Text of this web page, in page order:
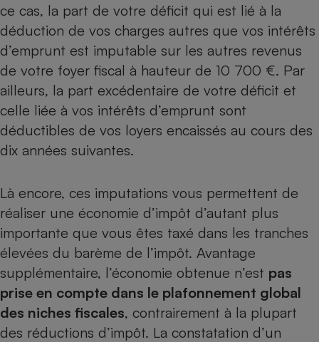
ce cas, la part de votre déficit qui est lié à la
déduction de vos charges autres que vos intérêts
d’emprunt est imputable sur les autres revenus
de votre foyer fiscal à hauteur de 10 700 €. Par
ailleurs, la part excédentaire de votre déficit et
celle liée à vos intérêts d’emprunt sont
déductibles de vos loyers encaissés au cours des
dix années suivantes.
Là encore, ces imputations vous permettent de
réaliser une économie d’impôt d’autant plus
importante que vous êtes taxé dans les tranches
élevées du barème de l’impôt. Avantage
supplémentaire, l’économie obtenue n’est pas
prise en compte dans le plafonnement global
des niches fiscales, contrairement à la plupart
des réductions d’impôt. La constatation d’un